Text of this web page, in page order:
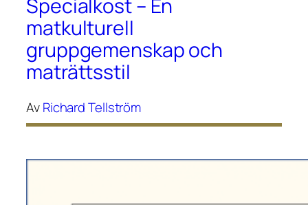
Specialkost – En
matkulturell
gruppgemenskap och
maträttsstil
AvRichard Tellström